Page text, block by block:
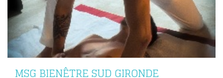
MSG BIENÊTRE SUD GIRONDE